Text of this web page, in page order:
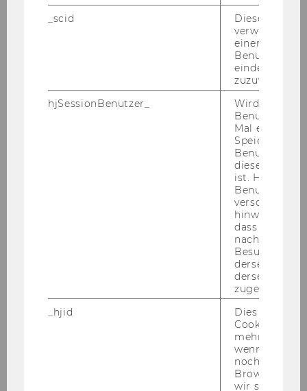
FlowSession ClearTheAir Herbst 2024
Schnupper-Workshop: Einführung in die
KonsenT-Moderation aus dem
Organisationsmodell der Soziokratie
Seminar: Gemeinnützigkeitsreformgesetz 2023
Workshop: Beeindrucken sie schon? Oder
Schnittstellenmanagement rund um das
Fundraising der St. Anna
Kinderkrebsforschung
Schnupper-Workshop: Einführung in die
_scid
Dieses
verwendet,
einem/einer
Benutzer*in
eindeutige ID
zuzuweisen
hjSessionBenutzer_
Wird gesetzt,
Benutzer
Mal eine
Speichert die
Benutzer-ID,
diese Seite
ist. Hotjar
Benutzer
verschiedene
hinweg.Stellt
dass Daten
Besuchen auf
derselben
derselben
zugeordnet
_hjid
Dies ist ein
Cookie, das
mehr setzen,
wenn ein
noch in
Browser hat,
wir seinen